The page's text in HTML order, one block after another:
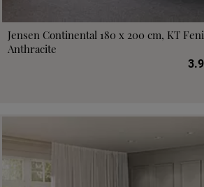
Jensen Continental 180 x 200 cm, KT
Anthracite